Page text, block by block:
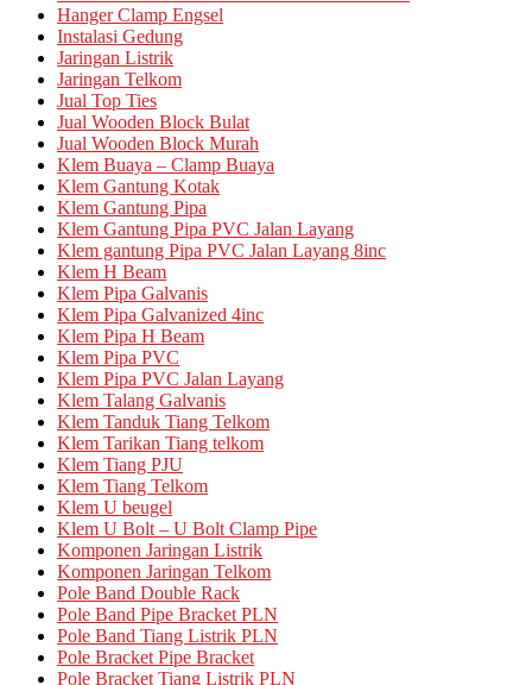
Hanger Clamp Engsel
Instalasi Gedung
Jaringan Listrik
Jaringan Telkom
Jual Top Ties
Jual Wooden Block Bulat
Jual Wooden Block Murah
Klem Buaya – Clamp Buaya
Klem Gantung Kotak
Klem Gantung Pipa
Klem Gantung Pipa PVC Jalan Layang
Klem gantung Pipa PVC Jalan Layang 8inc
Klem H Beam
Klem Pipa Galvanis
Klem Pipa Galvanized 4inc
Klem Pipa H Beam
Klem Pipa PVC
Klem Pipa PVC Jalan Layang
Klem Talang Galvanis
Klem Tanduk Tiang Telkom
Klem Tarikan Tiang telkom
Klem Tiang PJU
Klem Tiang Telkom
Klem U beugel
Klem U Bolt – U Bolt Clamp Pipe
Komponen Jaringan Listrik
Komponen Jaringan Telkom
Pole Band Double Rack
Pole Band Pipe Bracket PLN
Pole Band Tiang Listrik PLN
Pole Bracket Pipe Bracket
Pole Bracket Tiang Listrik PLN